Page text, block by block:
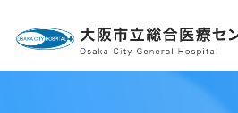
紹介状をお持ちの方はこちら
再診の予約変更はこちら